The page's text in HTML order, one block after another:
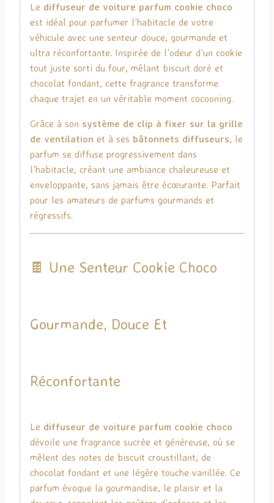
Le diffuseur de voiture parfum cookie choco
est idéal pour parfumer l’habitacle de votre
véhicule avec une senteur douce, gourmande et
ultra réconfortante. Inspirée de l’odeur d’un cookie
tout juste sorti du four, mêlant biscuit doré et
chocolat fondant, cette fragrance transforme
chaque trajet en un véritable moment cocooning.
Grâce à son système de clip à fixer sur la grille
de ventilation et à ses bâtonnets diffuseurs, le
parfum se diffuse progressivement dans
l’habitacle, créant une ambiance chaleureuse et
enveloppante, sans jamais être écœurante. Parfait
pour les amateurs de parfums gourmands et
régressifs.
🍫 Une Senteur Cookie Choco
Gourmande, Douce Et
Réconfortante
Le diffuseur de voiture parfum cookie choco
dévoile une fragrance sucrée et généreuse, où se
mêlent des notes de biscuit croustillant, de
chocolat fondant et une légère touche vanillée. Ce
parfum évoque la gourmandise, le plaisir et la